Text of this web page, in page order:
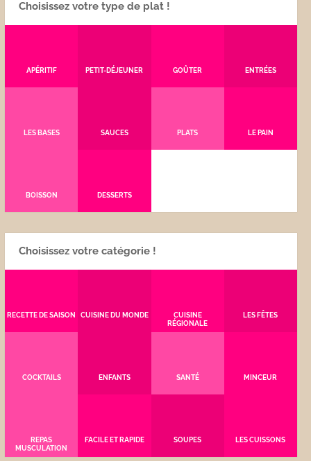
Choisissez votre type de plat !
APÉRITIF PETIT-DÉJEUNER GOÛTER ENTRÉES
LES BASES SAUCES PLATS LE PAIN
BOISSON DESSERTS
Choisissez votre catégorie !
RECETTE DE SAISON CUISINE DU MONDE
CUISINE
RÉGIONALE
LES FÊTES
COCKTAILS ENFANTS SANTÉ MINCEUR
REPAS
MUSCULATION
FACILE ET RAPIDE SOUPES LES CUISSONS